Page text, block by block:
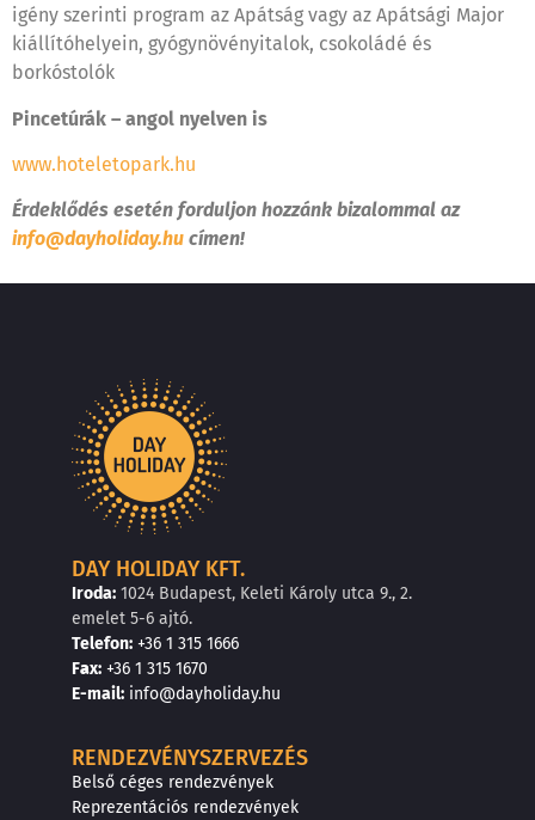
igény szerinti program az Apátság vagy az Apátsági Major
kiállítóhelyein, gyógynövényitalok, csokoládé és
borkóstolók
Pincetúrák – angol nyelven is
www.hoteletopark.hu
Érdeklődés esetén forduljon hozzánk bizalommal az
info@dayholiday.hu címen!
DAY HOLIDAY KFT.
Iroda: 1024 Budapest, Keleti Károly utca 9., 2.
emelet 5-6 ajtó.
Telefon: +36 1 315 1666
Fax: +36 1 315 1670
E-mail: info@dayholiday.hu
RENDEZVÉNYSZERVEZÉS
Belső céges rendezvények
Reprezentációs rendezvények